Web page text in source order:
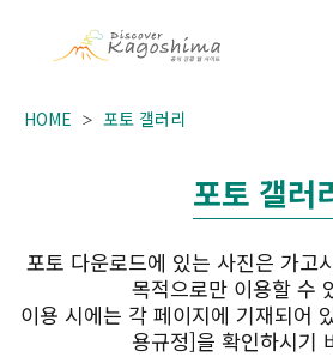
HOME 포토 갤러리
포토 갤러
포토 다운로드에 있는 사진은 가고
목적으로만 이용할 수
이용 시에는 각 페이지에 기재되어
용규정]을 확인하시기